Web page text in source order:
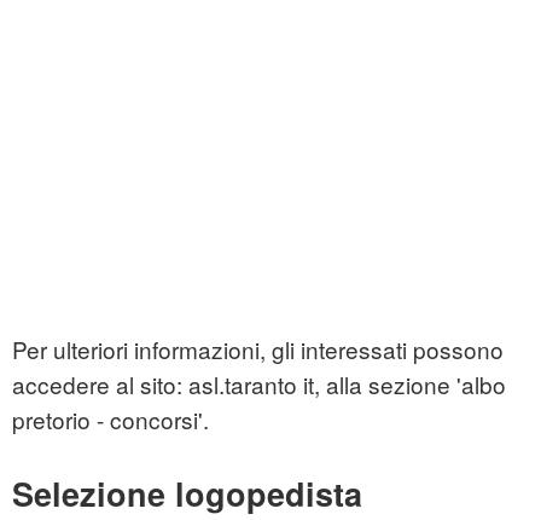
Per ulteriori informazioni, gli interessati possono
accedere al sito: asl.taranto it, alla sezione 'albo
pretorio - concorsi'.
Selezione logopedista